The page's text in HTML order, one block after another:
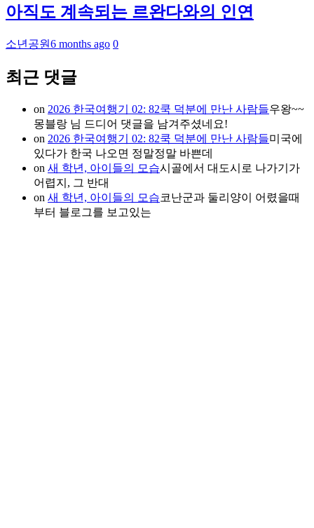
아직도 계속되는 르완다와의 인연
소년공원6 months ago 0
최근 댓글
on 2026 한국여행기 02: 82쿡 덕분에 만난 사람들우왕~~
몽블랑 님 드디어 댓글을 남겨주셨네요!
on 2026 한국여행기 02: 82쿡 덕분에 만난 사람들미국에
있다가 한국 나오면 정말정말 바쁜데
on 새 학년, 아이들의 모습시골에서 대도시로 나가기가
어렵지, 그 반대
on 새 학년, 아이들의 모습코난군과 둘리양이 어렸을때
부터 블로그를 보고있는